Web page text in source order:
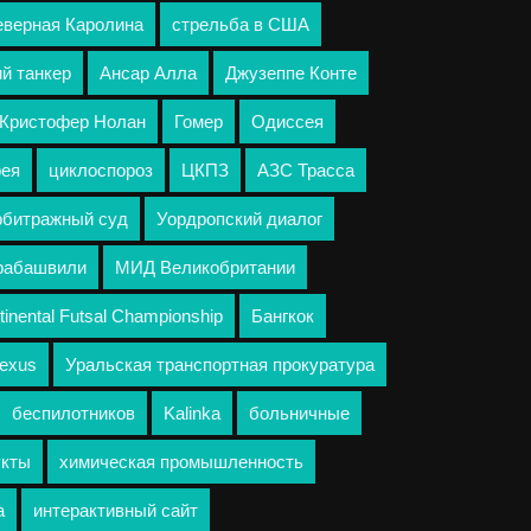
Каролина стрельба в США
танкер Ансар Алла Джузеппе Конте
Кристофер Нолан Гомер Одиссея
циклоспороз ЦКПЗ АЗС Трасса
суд Уордропский диалог
МИД Великобритании
Futsal Championship Бангкок
Уральская транспортная прокуратура
беспилотников Kalinka больничные
химическая промышленность
интерактивный сайт